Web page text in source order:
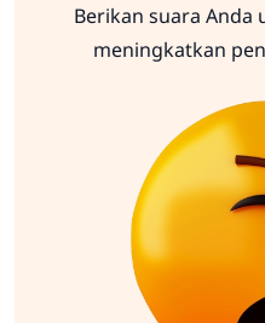
Berikan suara
meningkatkan